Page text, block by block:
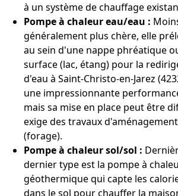
à un système de chauffage
Pompe à chaleur eau/eau :
généralement plus chère, elle
au sein d'une nappe phréatique
surface (lac, étang) pour la
d'eau à Saint-Christo-en-Jarez
une impressionnante
mais sa mise en place peut être
exige des travaux
(forage).
Pompe à chaleur sol/sol :
dernier type est la pompe à
géothermique qui capte les
dans le sol pour chauffer la